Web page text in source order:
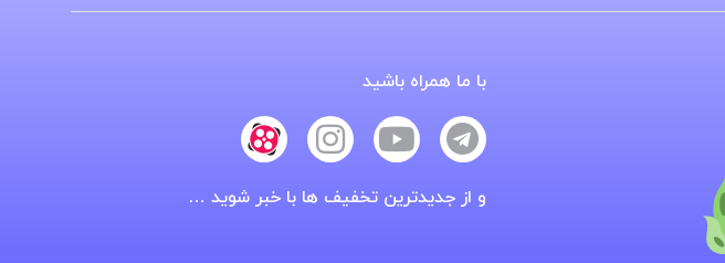
با ما همراه باشید
و از جدیدترین تخفیف ها با خبر شوید …